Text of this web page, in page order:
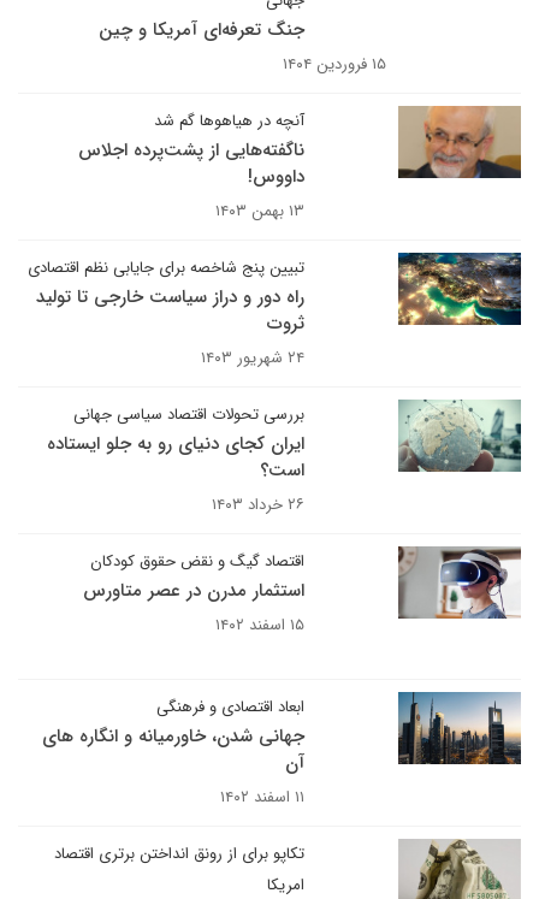
جنگ تعرفه‌ای آمریکا و چین
۱۵ فروردین ۱۴۰۴
آنچه در هیاهوها گم شد
ناگفته‌هایی از پشت‌پرده اجلاس
داووس!
۱۳ بهمن ۱۴۰۳
تبیین پنج شاخصه برای جایابی نظم اقتصادی
راه دور و دراز سیاست خارجی تا تولید
ثروت
۲۴ شهریور ۱۴۰۳
بررسی تحولات اقتصاد سیاسی جهانی
ایران کجای دنیای رو به جلو ایستاده
است؟
۲۶ خرداد ۱۴۰۳
اقتصاد گیگ و نقض حقوق کودکان
استثمار مدرن در عصر متاورس
۱۵ اسفند ۱۴۰۲
ابعاد اقتصادی و فرهنگی
جهانی شدن، خاورمیانه و انگاره های
آن
۱۱ اسفند ۱۴۰۲
تکاپو برای از رونق انداختن برتری اقتصاد
امریکا